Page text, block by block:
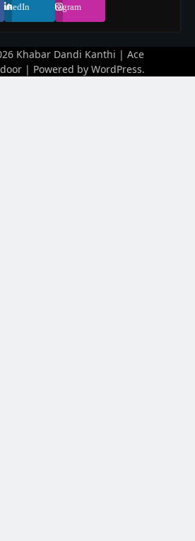
LinkedIn Instagram
Khabar Dandi Kanthi | Ace
| Powered by WordPress.